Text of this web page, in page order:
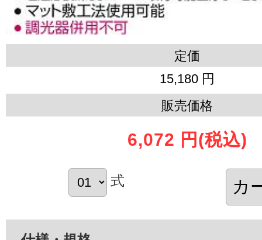
定価
15,180 円
販売価格
6,072 円 (税込)
式